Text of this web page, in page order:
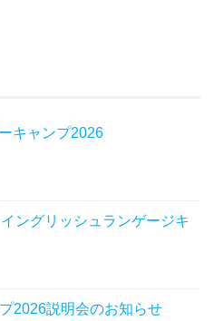
キャンプ2026
ングリッシュランゲージキ
2026説明会のお知らせ